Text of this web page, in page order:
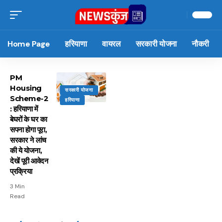
Home Page हरियाणा वायरल सरकारी योजना नौकरी
सरकारी योजना
हरियाणा
PM
Housing
Scheme-2
: हरियाणा में
बेघरों के घर का
सपना होगा पूरा,
सरकार ने लांच
की ये योजना,
देखें पूरी आवेदन
प्रक्रिया
3 Min
Read
15 नवंबर से लागू होंगे